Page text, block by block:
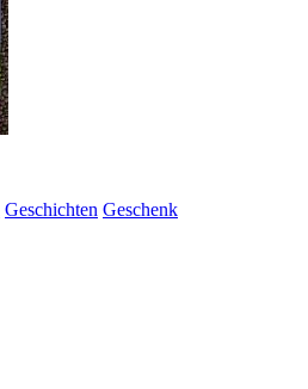
Geschichten Geschenk